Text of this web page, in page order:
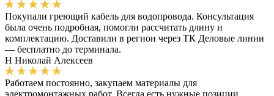
Покупали греющий кабель для водопровода. Консультация
была очень подробная, помогли рассчитать длину и
комплектацию. Доставили в регион через ТК Деловые линии
— бесплатно до терминала.
Н Николай Алексеев
Работаем постоянно, закупаем материалы для